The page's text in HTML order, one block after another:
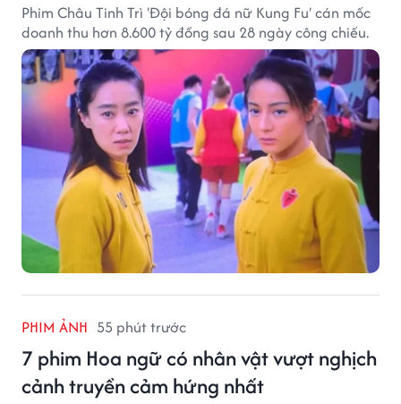
Phim Châu Tinh Trì 'Đội bóng đá nữ Kung Fu' cán mốc
doanh thu hơn 8.600 tỷ đồng sau 28 ngày công chiếu.
PHIM ẢNH 55 phút trước
7 phim Hoa ngữ có nhân vật vượt nghịch
cảnh truyền cảm hứng nhất